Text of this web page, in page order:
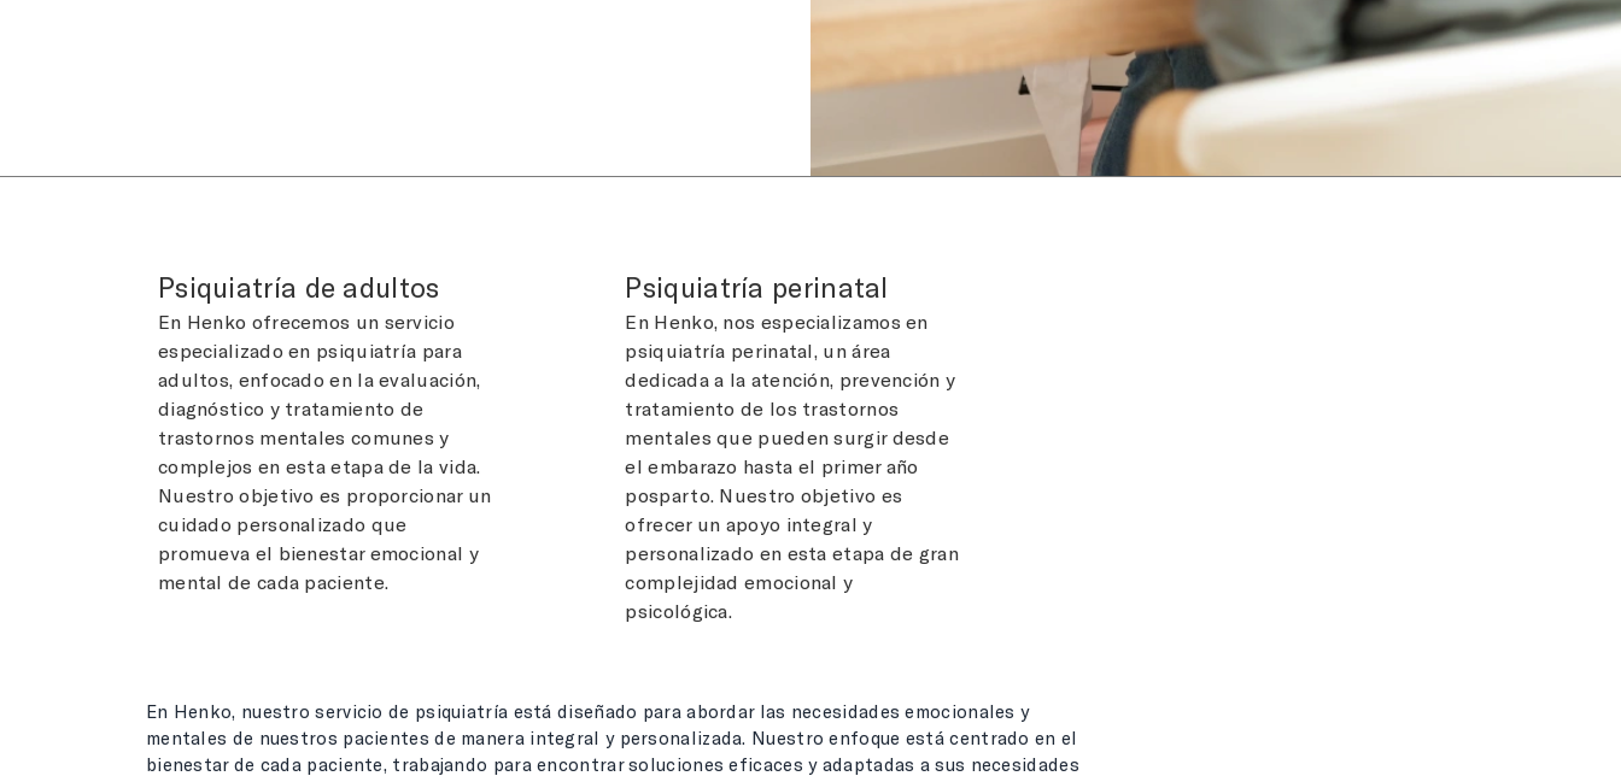
Psiquiatría de adultos
En Henko ofrecemos un servicio
especializado en psiquiatría para
adultos, enfocado en la evaluación,
diagnóstico y tratamiento de
trastornos mentales comunes y
complejos en esta etapa de la vida.
Nuestro objetivo es proporcionar un
cuidado personalizado que
promueva el bienestar emocional y
mental de cada paciente.
Psiquiatría perinatal
En Henko, nos especializamos en
psiquiatría perinatal, un área
dedicada a la atención, prevención y
tratamiento de los trastornos
mentales que pueden surgir desde
el embarazo hasta el primer año
posparto. Nuestro objetivo es
ofrecer un apoyo integral y
personalizado en esta etapa de gran
complejidad emocional y
psicológica.
En Henko, nuestro servicio de psiquiatría está diseñado para abordar las necesidades emocionales y
mentales de nuestros pacientes de manera integral y personalizada. Nuestro enfoque está centrado en el
bienestar de cada paciente, trabajando para encontrar soluciones eficaces y adaptadas a sus necesidades